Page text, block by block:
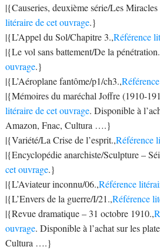
|{Causeries, deuxième série/Les Miracles
litéraire de cet ouvrage.}
|{L’Appel du Sol/Chapitre 3.,Référence
|{Le vol sans battement/De la
ouvrage.}
|{L’Aéroplane fantôme/p1/ch3.,
|{Mémoires du maréchal Joffre (1910-
litéraire de cet ouvrage. Disponible à
Amazon, Fnac, Cultura ….}
|{Variété/La Crise de l’esprit.,Référence
|{Encyclopédie anarchiste/Sculpture –
cet ouvrage.}
|{L’Aviateur inconnu/06.,Référence
|{L’Envers de la guerre/I/21.,Référence
|{Revue dramatique – 31 octobre 1910.,
ouvrage. Disponible à l’achat sur les
Cultura ….}